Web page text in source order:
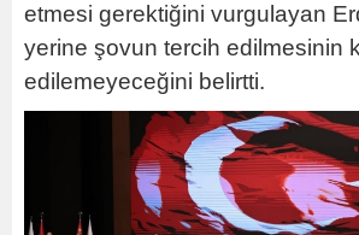
etmesi gerektiğini vurgulayan
yerine şovun tercih edilmesinin
edilemeyeceğini belirtti.